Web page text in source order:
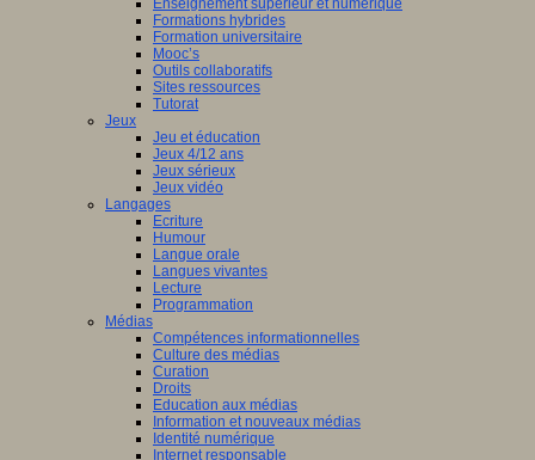
Enseignement supérieur et numérique
Formations hybrides
Formation universitaire
Mooc’s
Outils collaboratifs
Sites ressources
Tutorat
Jeux
Jeu et éducation
Jeux 4/12 ans
Jeux sérieux
Jeux vidéo
Langages
Ecriture
Humour
Langue orale
Langues vivantes
Lecture
Programmation
Médias
Compétences informationnelles
Culture des médias
Curation
Droits
Education aux médias
Information et nouveaux médias
Identité numérique
Internet responsable